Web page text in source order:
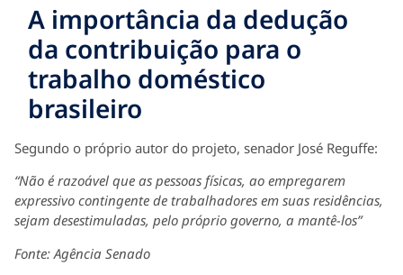
A importância da dedução
da contribuição para o
trabalho doméstico
brasileiro
Segundo o próprio autor do projeto, senador José Reguffe:
“Não é razoável que as pessoas físicas, ao empregarem
expressivo contingente de trabalhadores em suas residências,
sejam desestimuladas, pelo próprio governo, a mantê-los”
Fonte: Agência Senado